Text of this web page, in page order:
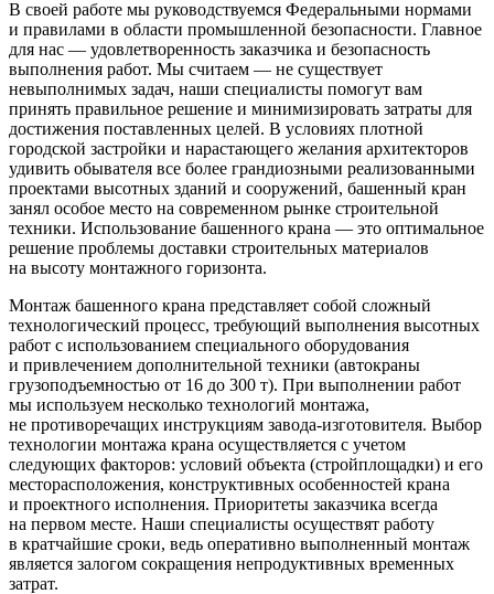
В своей работе мы руководствуемся Федеральными нормами
и правилами в области промышленной безопасности. Главное
для нас — удовлетворенность заказчика и безопасность
выполнения работ. Мы считаем — не существует
невыполнимых задач, наши специалисты помогут вам
принять правильное решение и минимизировать затраты для
достижения поставленных целей. В условиях плотной
городской застройки и нарастающего желания архитекторов
удивить обывателя все более грандиозными реализованными
проектами высотных зданий и сооружений, башенный кран
занял особое место на современном рынке строительной
техники. Использование башенного крана — это оптимальное
решение проблемы доставки строительных материалов
на высоту монтажного горизонта.
Монтаж башенного крана представляет собой сложный
технологический процесс, требующий выполнения высотных
работ с использованием специального оборудования
и привлечением дополнительной техники (автокраны
грузоподъемностью от 16 до 300 т). При выполнении работ
мы используем несколько технологий монтажа,
не противоречащих инструкциям завода-изготовителя. Выбор
технологии монтажа крана осуществляется с учетом
следующих факторов: условий объекта (стройплощадки) и его
месторасположения, конструктивных особенностей крана
и проектного исполнения. Приоритеты заказчика всегда
на первом месте. Наши специалисты осуществят работу
в кратчайшие сроки, ведь оперативно выполненный монтаж
является залогом сокращения непродуктивных временных
затрат.